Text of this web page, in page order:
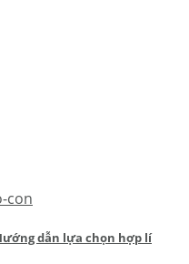
dẫn lựa chọn hợp lí